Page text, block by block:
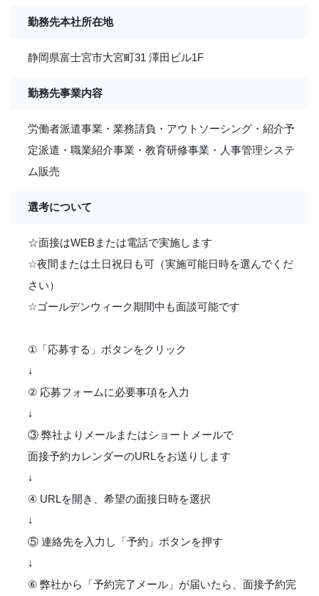
勤務先本社所在地
静岡県富士宮市大宮町31 澤田ビル1F
勤務先事業内容
労働者派遣事業・業務請負・アウトソーシング・紹介予
定派遣・職業紹介事業・教育研修事業・人事管理システ
ム販売
選考について
☆面接はWEBまたは電話で実施します
☆夜間または土日祝日も可（実施可能日時を選んでくだ
さい）
☆ゴールデンウィーク期間中も面談可能です
①「応募する」ボタンをクリック
↓
② 応募フォームに必要事項を入力
↓
③ 弊社よりメールまたはショートメールで
面接予約カレンダーのURLをお送りします
↓
④ URLを開き、希望の面接日時を選択
↓
⑤ 連絡先を入力し「予約」ボタンを押す
↓
⑥ 弊社から「予約完了メール」が届いたら、面接予約完